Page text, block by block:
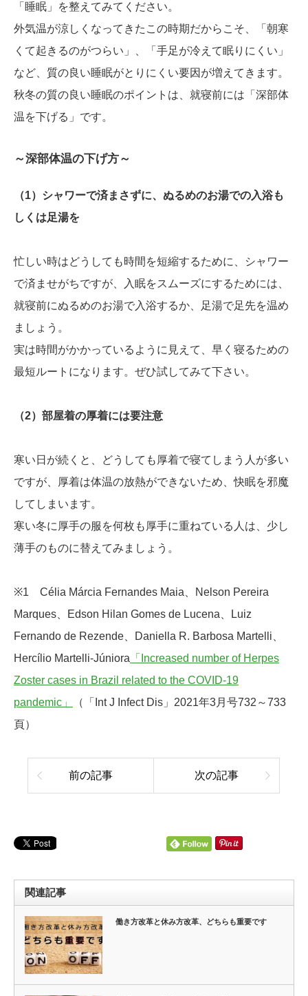
「睡眠」を整えてみてください。
外気温が涼しくなってきたこの時期だからこそ、「朝寒
くて起きるのがつらい」、「手足が冷えて眠りにくい」
など、質の良い睡眠がとりにくい要因が増えてきます。
秋冬の質の良い睡眠のポイントは、就寝前には「深部体
温を下げる」です。
～深部体温の下げ方～
（1）シャワーで済まさずに、ぬるめのお湯での入浴も
しくは足湯を
忙しい時はどうしても時間を短縮するために、シャワー
で済ませがちですが、入眠をスムーズにするためには、
就寝前にぬるめのお湯で入浴するか、足湯で足先を温め
ましょう。
実は時間がかかっているように見えて、早く寝るための
最短ルートになります。ぜひ試してみて下さい。
（2）部屋着の厚着には要注意
寒い日が続くと、どうしても厚着で寝てしまう人が多い
ですが、厚着は体温の放熱ができないため、快眠を邪魔
してしまいます。
寒い冬に厚手の服を何枚も厚手に重ねている人は、少し
薄手のものに替えてみましょう。
※1 Célia Márcia Fernandes Maia、Nelson Pereira
Marques、Edson Hilan Gomes de Lucena、Luiz
Fernando de Rezende、Daniella R. Barbosa Martelli、
Hercílio Martelli-Júniora 「Increased number of Herpes
Zoster cases in Brazil related to the COVID-19
pandemic」
（「Int J Infect Dis」2021年3月号732～733
頁）
前の記事 次の記事
関連記事
働き方改革と休み方改革、どちらも重要です